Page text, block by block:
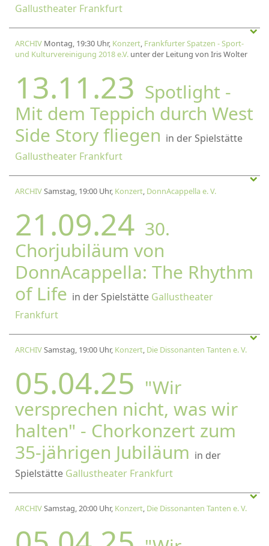
Gallustheater Frankfurt
ARCHIV Montag, 19:30 Uhr, Konzert, Frankfurter Spatzen - Sport-
und Kulturvereinigung 2018 e.V. unter der Leitung von Iris Wolter
13.11.23 Spotlight -
Mit dem Teppich durch West
Side Story fliegen in der Spielstätte
Gallustheater Frankfurt
ARCHIVSamstag, 19:00 Uhr, Konzert, DonnAcappella e. V.
21.09.24 30.
Chorjubiläum von
DonnAcappella: The Rhythm
of Life in der Spielstätte Gallustheater
Frankfurt
ARCHIVSamstag, 19:00 Uhr, Konzert, Die Dissonanten Tanten e. V.
05.04.25 "Wir
versprechen nicht, was wir
halten" - Chorkonzert zum
35-jährigen Jubiläum in der
Spielstätte Gallustheater Frankfurt
ARCHIVSamstag, 20:00 Uhr, Konzert, Die Dissonanten Tanten e. V.